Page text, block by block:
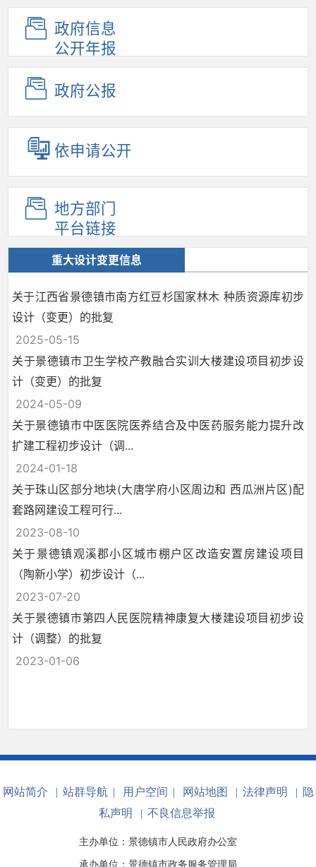
政府信息
公开年报
政府公报
依申请公开
地方部门
平台链接
重大设计变更信息
关于江西省景德镇市南方红豆杉国家林木 种质资源库初步
设计（变更）的批复
2025-05-15
关于景德镇市卫生学校产教融合实训大楼建设项目初步设
计（变更）的批复
2024-05-09
关于景德镇市中医医院医养结合及中医药服务能力提升改
扩建工程初步设计（调...
2024-01-18
关于珠山区部分地块(大唐学府小区周边和 西瓜洲片区)配
套路网建设工程可行...
2023-08-10
关于景德镇观溪郡小区城市棚户区改造安置房建设项目
（陶新小学）初步设计（...
2023-07-20
关于景德镇市第四人民医院精神康复大楼建设项目初步设
计（调整）的批复
2023-01-06
网站简介 | 站群导航 | 用户空间 | 网站地图 | 法律声明 | 隐
私声明
| 不良信息举报
主办单位：景德镇市人民政府办公室
承办单位：景德镇市政务服务管理局